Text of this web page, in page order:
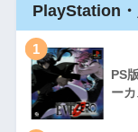
PlayStation
1
PS
ー